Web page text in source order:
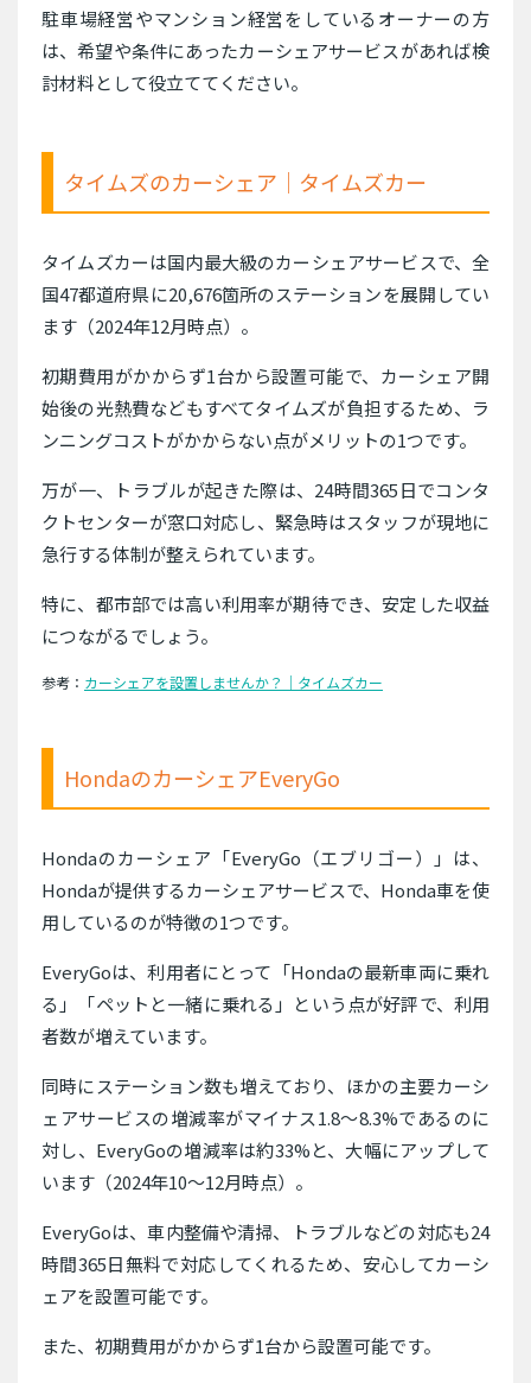
駐車場経営やマンション経営をしているオーナーの方
は、希望や条件にあったカーシェアサービスがあれば検
討材料として役立ててください。
タイムズのカーシェア｜タイムズカー
タイムズカーは国内最大級のカーシェアサービスで、全
国47都道府県に20,676箇所のステーションを展開してい
ます（2024年12月時点）。
初期費用がかからず1台から設置可能で、カーシェア開
始後の光熱費などもすべてタイムズが負担するため、ラ
ンニングコストがかからない点がメリットの1つです。
万が一、トラブルが起きた際は、24時間365日でコンタ
クトセンターが窓口対応し、緊急時はスタッフが現地に
急行する体制が整えられています。
特に、都市部では高い利用率が期待でき、安定した収益
につながるでしょう。
参考： カーシェアを設置しませんか？｜タイムズカー
HondaのカーシェアEveryGo
Hondaのカーシェア「EveryGo（エブリゴー）」は、
Hondaが提供するカーシェアサービスで、Honda車を使
用しているのが特徴の1つです。
EveryGoは、利用者にとって「Hondaの最新車両に乗れ
る」「ペットと一緒に乗れる」という点が好評で、利用
者数が増えています。
同時にステーション数も増えており、ほかの主要カーシ
ェアサービスの増減率がマイナス1.8〜8.3%であるのに
対し、EveryGoの増減率は約33%と、大幅にアップして
います（2024年10〜12月時点）。
EveryGoは、車内整備や清掃、トラブルなどの対応も24
時間365日無料で対応してくれるため、安心してカーシ
ェアを設置可能です。
また、初期費用がかからず1台から設置可能です。